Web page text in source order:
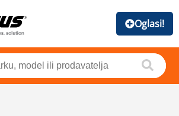
Oglasi!